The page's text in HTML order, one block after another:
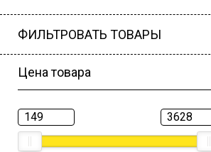
ФИЛЬТРОВАТЬ ТОВАРЫ
Цена товара